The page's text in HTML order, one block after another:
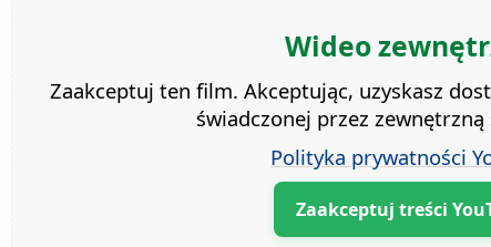
Wideo
Zaakceptuj ten film. Akceptując, uzyskasz
świadczonej przez
Polityka prywatności
Zaakceptuj treści